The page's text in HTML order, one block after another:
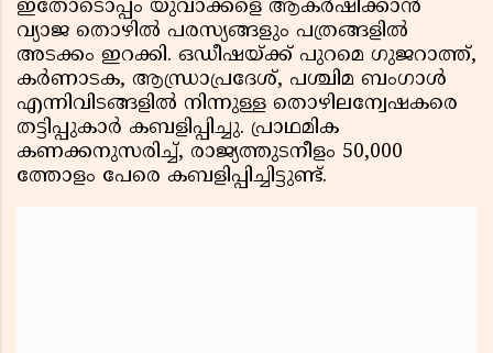
ഇതോടൊപ്പം യുവാക്കളെ ആകർഷിക്കാൻ
വ്യാജ തൊഴിൽ പരസ്യങ്ങളും പത്രങ്ങളിൽ
അടക്കം ഇറക്കി. ഒഡീഷയ്ക്ക് പുറമെ ഗുജറാത്ത്,
കർണാടക, ആന്ധ്രാപ്രദേശ്, പശ്ചിമ ബംഗാൾ
എന്നിവിടങ്ങളിൽ നിന്നുള്ള തൊഴിലന്വേഷകരെ
തട്ടിപ്പുകാർ കബളിപ്പിച്ചു. പ്രാഥമിക
കണക്കനുസരിച്ച്, രാജ്യത്തുടനീളം 50,000
ത്തോളം പേരെ കബളിപ്പിച്ചിട്ടുണ്ട്.